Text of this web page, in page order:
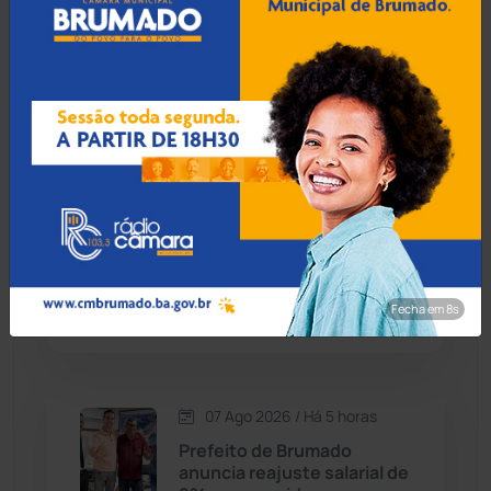
Candiba (157)
(121)
Caraíbas (103)
(300)
Caturama (65)
Chapada Diamantina (430)
Contendas do Sincorá
Guanambi: 17º BPM
apreende quase R$ 3 mil
suspeito escondido em
short de motociclista
07 Ago 2026 / Há 4 horas
MP recomenda que escola
readmita aluno autista
impedido de frequentar
aulas em Porto Seguro
07 Ago 2026 / Há 5 horas
Prefeito de Brumado
anuncia reajuste salarial de
Fecha em 7s